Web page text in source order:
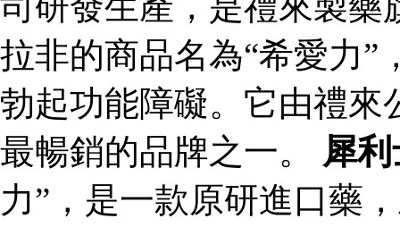
拉非的商品名為“希愛力”
勃起功能障礙。它由禮來
最暢銷的品牌之一。 犀
力”，是一款原研進口藥